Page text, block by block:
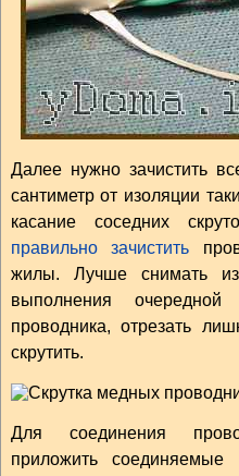
Далее нужно зачистить
сантиметр от изоляции
касание соседних
правильно зачистить
жилы. Лучше снимать
выполнения
проводника, отрезать
скрутить.
Для соединения
приложить соединяемые